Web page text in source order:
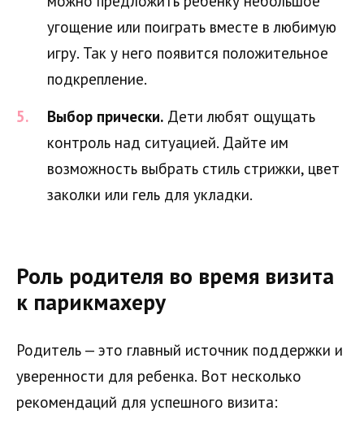
угощение или поиграть вместе в любимую
игру. Так у него появится положительное
подкрепление.
Выбор прически. Дети любят ощущать
контроль над ситуацией. Дайте им
возможность выбрать стиль стрижки, цвет
заколки или гель для укладки.
Роль родителя во время визита
к парикмахеру
Родитель — это главный источник поддержки и
уверенности для ребенка. Вот несколько
рекомендаций для успешного визита: